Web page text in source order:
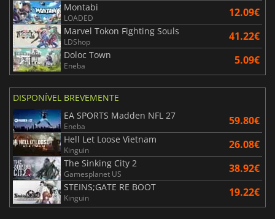
Montabi
LOADED 12.09€
Marvel Tokon Fighting Souls
LDShop 41.22€
Doloc Town
Eneba 5.09€
DISPONÍVEL BREVEMENTE
EA SPORTS Madden NFL 27
Eneba 59.80€
Hell Let Loose Vietnam
Kinguin 26.08€
The Sinking City 2
Gamesplanet US 38.92€
STEINS;GATE RE BOOT
Kinguin 19.22€